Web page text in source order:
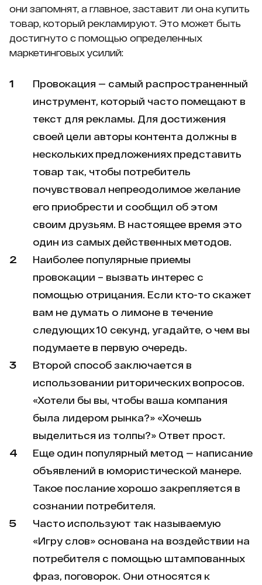
они запомнят, а главное, заставит ли она купить
товар, который рекламируют. Это может быть
достигнуто с помощью определенных
маркетинговых усилий:
Провокация — самый распространенный
инструмент, который часто помещают в
текст для рекламы. Для достижения
своей цели авторы контента должны в
нескольких предложениях представить
товар так, чтобы потребитель
почувствовал непреодолимое желание
его приобрести и сообщил об этом
своим друзьям. В настоящее время это
один из самых действенных методов.
Наиболее популярные приемы
провокации – вызвать интерес с
помощью отрицания. Если кто-то скажет
вам не думать о лимоне в течение
следующих 10 секунд, угадайте, о чем вы
подумаете в первую очередь.
Второй способ заключается в
использовании риторических вопросов.
«Хотели бы вы, чтобы ваша компания
была лидером рынка?» «Хочешь
выделиться из толпы?» Ответ прост.
Еще один популярный метод — написание
объявлений в юмористической манере.
Такое послание хорошо закрепляется в
сознании потребителя.
Часто используют так называемую
«Игру слов» основана на воздействии на
потребителя с помощью штампованных
фраз, поговорок. Они относятся к